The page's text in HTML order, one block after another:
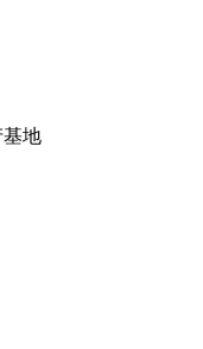
地